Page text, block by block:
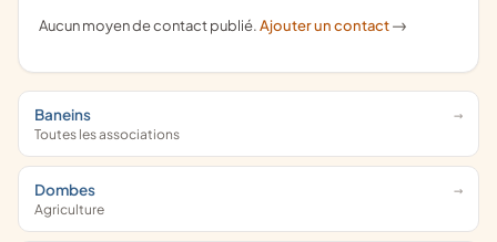
Aucun moyen de contact publié.Ajouter un contact ->
Baneins
Toutes les associations
Dombes
Agriculture